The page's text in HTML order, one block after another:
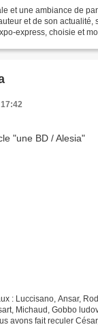
et une ambiance de
et de son actualité,
express, choisie et
: Luccisano, Ansar,
Michaud, Gobbo
avons fait reculer